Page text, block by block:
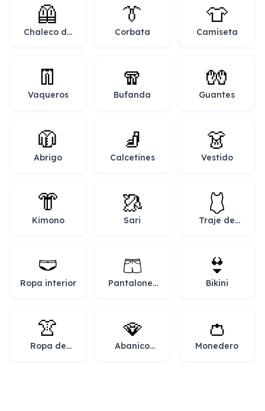
🦺
Chaleco de
👔
Corbata
👕
Camiseta
👖
Vaqueros
🧣
Bufanda
🧤
Guantes
🧥
Abrigo
🧦
Calcetines
👗
Vestido
👘
Kimono
🥻
Sari
🩱
Traje de
🩲
Ropa interior
🩳
Pantalones
👙
Bikini
👚
Ropa de
🪭
Abanico
👛
Monedero